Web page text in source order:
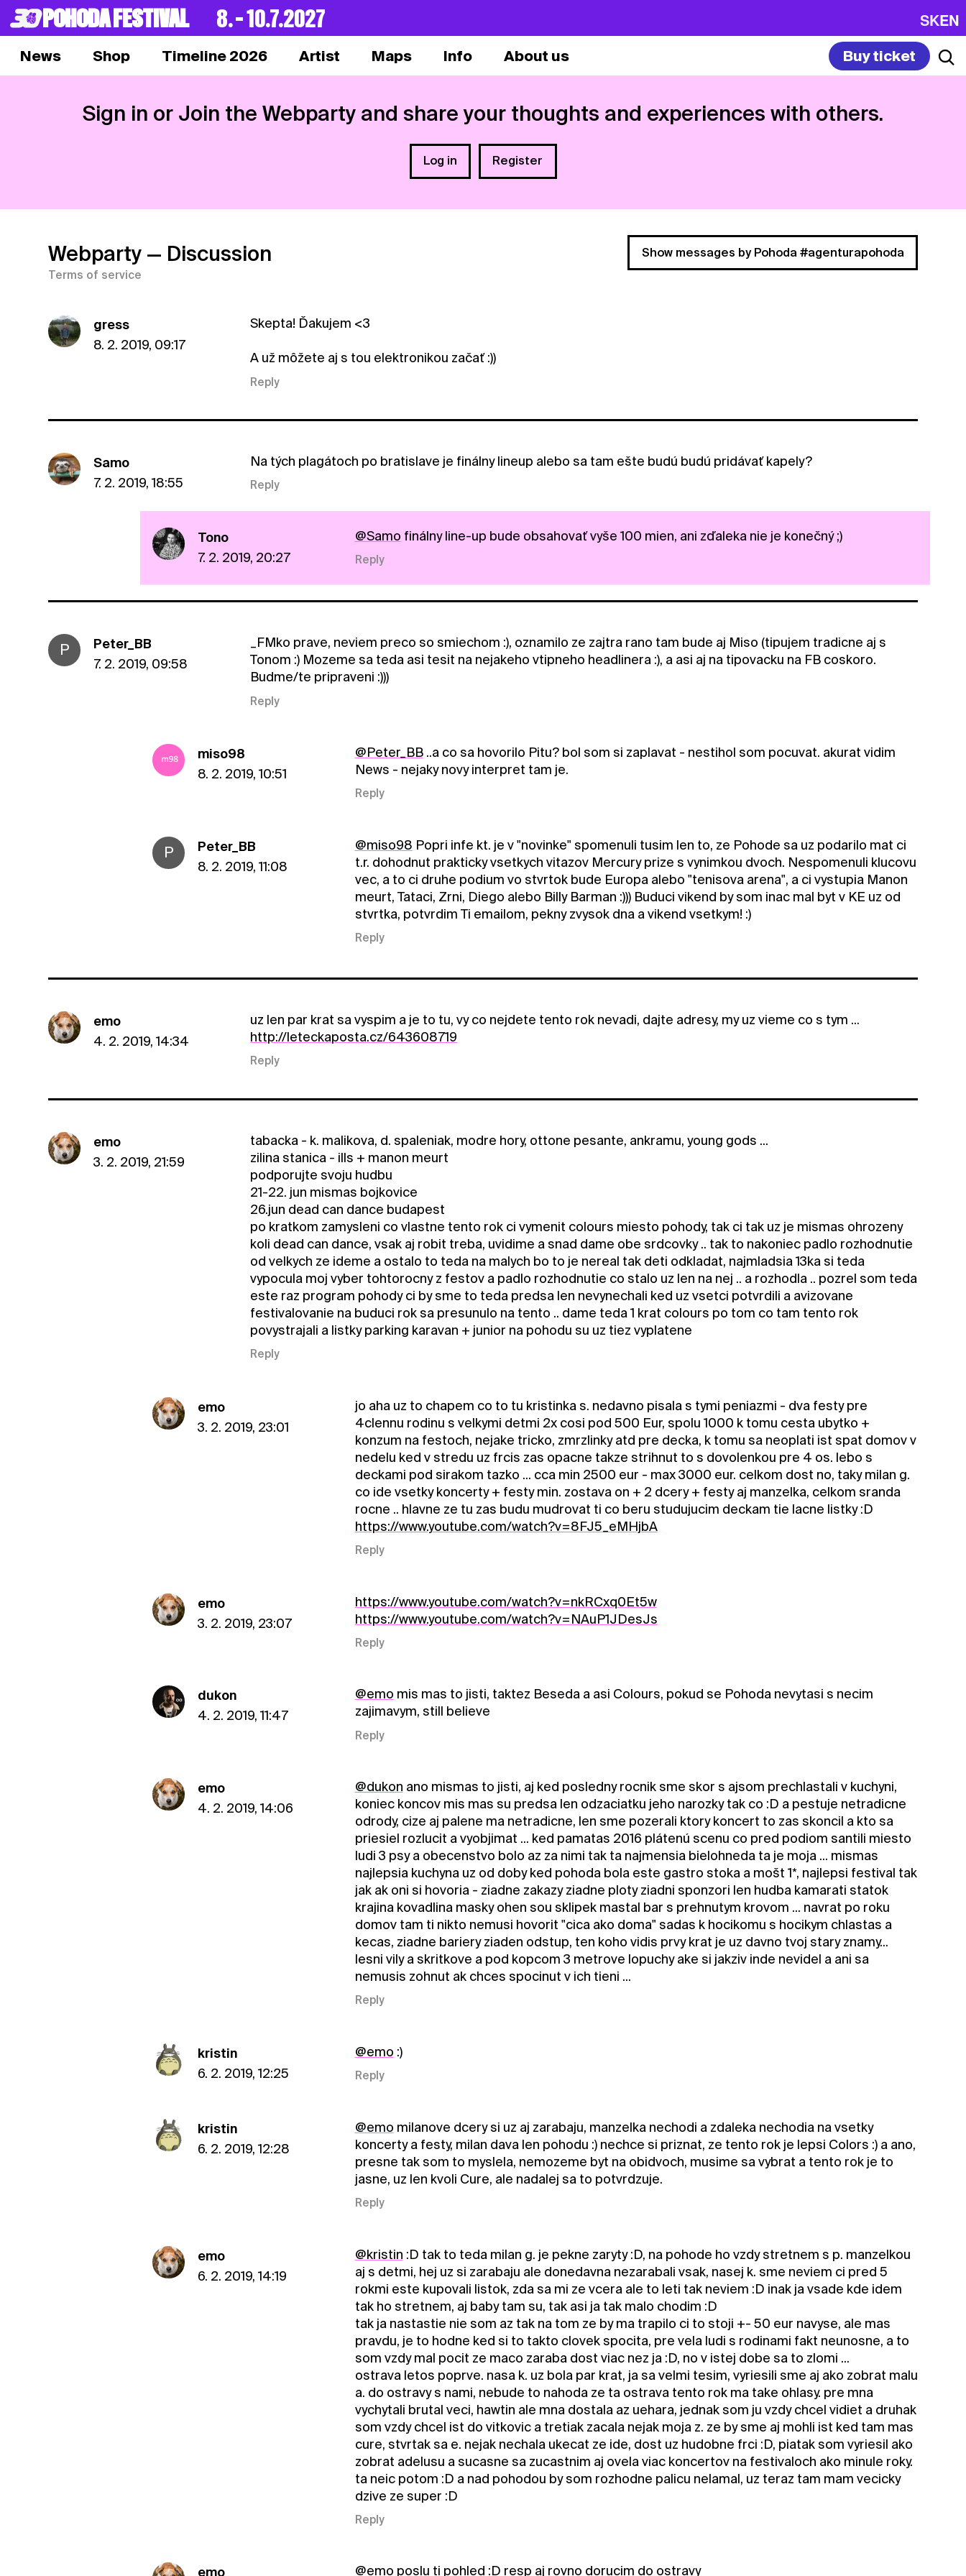
POHODA FESTIVAL 8. – 10.7.2027 SKEN
News Shop Timeline 2026 Artist Maps Info About us Buy ticket
Sign in or Join the Webparty and share your thoughts and experiences with others.
Log in Register
Webparty — Discussion
Terms of service
Show messages by Pohoda #agenturapohoda
gress
8. 2. 2019, 09:17
Skepta! Ďakujem <3
A už môžete aj s tou elektronikou začať :))
Reply
Samo
7. 2. 2019, 18:55
Na tých plagátoch po bratislave je finálny lineup alebo sa tam ešte budú budú pridávať kapely?
Reply
Tono
7. 2. 2019, 20:27
@Samo finálny line-up bude obsahovať vyše 100 mien, ani zďaleka nie je konečný ;)
Reply
P
Peter_BB
7. 2. 2019, 09:58
_FMko prave, neviem preco so smiechom :), oznamilo ze zajtra rano tam bude aj Miso (tipujem tradicne aj s
Tonom :) Mozeme sa teda asi tesit na nejakeho vtipneho headlinera :), a asi aj na tipovacku na FB coskoro.
Budme/te pripraveni :)))
Reply
miso98
8. 2. 2019, 10:51
@Peter_BB..a co sa hovorilo Pitu? bol som si zaplavat - nestihol som pocuvat. akurat vidim
News - nejaky novy interpret tam je.
Reply
P
Peter_BB
8. 2. 2019, 11:08
@miso98 Popri infe kt. je v "novinke" spomenuli tusim len to, ze Pohode sa uz podarilo mat ci
t.r. dohodnut prakticky vsetkych vitazov Mercury prize s vynimkou dvoch. Nespomenuli klucovu
vec, a to ci druhe podium vo stvrtok bude Europa alebo "tenisova arena", a ci vystupia Manon
meurt, Tataci, Zrni, Diego alebo Billy Barman :))) Buduci vikend by som inac mal byt v KE uz od
stvrtka, potvrdim Ti emailom, pekny zvysok dna a vikend vsetkym! :)
Reply
emo
4. 2. 2019, 14:34
uz len par krat sa vyspim a je to tu, vy co nejdete tento rok nevadi, dajte adresy, my uz vieme co s tym ...
http://leteckaposta.cz/643608719
Reply
emo
3. 2. 2019, 21:59
tabacka - k. malikova, d. spaleniak, modre hory, ottone pesante, ankramu, young gods ...
zilina stanica - ills + manon meurt
podporujte svoju hudbu
21-22. jun mismas bojkovice
26.jun dead can dance budapest
po kratkom zamysleni co vlastne tento rok ci vymenit colours miesto pohody, tak ci tak uz je mismas ohrozeny
koli dead can dance, vsak aj robit treba, uvidime a snad dame obe srdcovky .. tak to nakoniec padlo rozhodnutie
od velkych ze ideme a ostalo to teda na malych bo to je nereal tak deti odkladat, najmladsia 13ka si teda
vypocula moj vyber tohtorocny z festov a padlo rozhodnutie co stalo uz len na nej .. a rozhodla .. pozrel som teda
este raz program pohody ci by sme to teda predsa len nevynechali ked uz vsetci potvrdili a avizovane
festivalovanie na buduci rok sa presunulo na tento .. dame teda 1 krat colours po tom co tam tento rok
povystrajali a listky parking karavan + junior na pohodu su uz tiez vyplatene
Reply
emo
3. 2. 2019, 23:01
jo aha uz to chapem co to tu kristinka s. nedavno pisala s tymi peniazmi - dva festy pre
4clennu rodinu s velkymi detmi 2x cosi pod 500 Eur, spolu 1000 k tomu cesta ubytko +
konzum na festoch, nejake tricko, zmrzlinky atd pre decka, k tomu sa neoplati ist spat domov v
nedelu ked v stredu uz frcis zas opacne takze strihnut to s dovolenkou pre 4 os. lebo s
deckami pod sirakom tazko ... cca min 2500 eur - max 3000 eur. celkom dost no, taky milan g.
co ide vsetky koncerty + festy min. zostava on + 2 dcery + festy aj manzelka, celkom sranda
rocne .. hlavne ze tu zas budu mudrovat ti co beru studujucim deckam tie lacne listky :D
https://www.youtube.com/watch?v=8FJ5_eMHjbA
Reply
emo
3. 2. 2019, 23:07
https://www.youtube.com/watch?v=nkRCxq0Et5w
https://www.youtube.com/watch?v=NAuP1JDesJs
Reply
dukon
4. 2. 2019, 11:47
@emo mis mas to jisti, taktez Beseda a asi Colours, pokud se Pohoda nevytasi s necim
zajimavym, still believe
Reply
emo
4. 2. 2019, 14:06
@dukon ano mismas to jisti, aj ked posledny rocnik sme skor s ajsom prechlastali v kuchyni,
koniec koncov mis mas su predsa len odzaciatku jeho narozky tak co :D a pestuje netradicne
odrody, cize aj palene ma netradicne, len sme pozerali ktory koncert to zas skoncil a kto sa
priesiel rozlucit a vyobjimat ... ked pamatas 2016 plátenú scenu co pred podiom santili miesto
ludi 3 psy a obecenstvo bolo az za nimi tak ta najmensia bielohneda ta je moja ... mismas
najlepsia kuchyna uz od doby ked pohoda bola este gastro stoka a mošt 1*, najlepsi festival tak
jak ak oni si hovoria - ziadne zakazy ziadne ploty ziadni sponzori len hudba kamarati statok
krajina kovadlina masky ohen sou sklipek mastal bar s prehnutym krovom ... navrat po roku
domov tam ti nikto nemusi hovorit "cica ako doma" sadas k hocikomu s hocikym chlastas a
kecas, ziadne bariery ziaden odstup, ten koho vidis prvy krat je uz davno tvoj stary znamy...
lesni vily a skritkove a pod kopcom 3 metrove lopuchy ake si jakziv inde nevidel a ani sa
nemusis zohnut ak chces spocinut v ich tieni ...
Reply
kristin
6. 2. 2019, 12:25
@emo :)
Reply
kristin
6. 2. 2019, 12:28
@emo milanove dcery si uz aj zarabaju, manzelka nechodi a zdaleka nechodia na vsetky
koncerty a festy, milan dava len pohodu :) nechce si priznat, ze tento rok je lepsi Colors :) a ano,
presne tak som to myslela, nemozeme byt na obidvoch, musime sa vybrat a tento rok je to
jasne, uz len kvoli Cure, ale nadalej sa to potvrdzuje.
Reply
emo
6. 2. 2019, 14:19
@kristin :D tak to teda milan g. je pekne zaryty :D, na pohode ho vzdy stretnem s p. manzelkou
aj s detmi, hej uz si zarabaju ale donedavna nezarabali vsak, nasej k. sme neviem ci pred 5
rokmi este kupovali listok, zda sa mi ze vcera ale to leti tak neviem :D inak ja vsade kde idem
tak ho stretnem, aj baby tam su, tak asi ja tak malo chodim :D
tak ja nastastie nie som az tak na tom ze by ma trapilo ci to stoji +- 50 eur navyse, ale mas
pravdu, je to hodne ked si to takto clovek spocita, pre vela ludi s rodinami fakt neunosne, a to
som vzdy mal pocit ze maco zaraba dost viac nez ja :D, no v istej dobe sa to zlomi ...
ostrava letos poprve. nasa k. uz bola par krat, ja sa velmi tesim, vyriesili sme aj ako zobrat malu
a. do ostravy s nami, nebude to nahoda ze ta ostrava tento rok ma take ohlasy. pre mna
vychytali brutal veci, hawtin ale mna dostala az uehara, jednak som ju vzdy chcel vidiet a druhak
som vzdy chcel ist do vitkovic a tretiak zacala nejak moja z. ze by sme aj mohli ist ked tam mas
cure, stvrtak sa e. nejak nechala ukecat ze ide, dost uz hudobne frci :D, piatak som vyriesil ako
zobrat adelusu a sucasne sa zucastnim aj ovela viac koncertov na festivaloch ako minule roky.
ta neic potom :D a nad pohodou by som rozhodne palicu nelamal, uz teraz tam mam vecicky
dzive ze super :D
Reply
emo @emo poslu ti pohled :D resp aj rovno dorucim do ostravy